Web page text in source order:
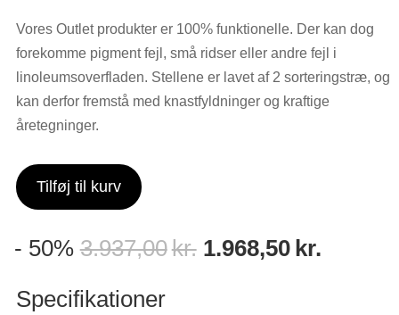
Vores Outlet produkter er 100% funktionelle. Der kan dog
forekomme pigment fejl, små ridser eller andre fejl i
linoleumsoverfladen. Stellene er lavet af 2 sorteringstræ, og
kan derfor fremstå med knastfyldninger og kraftige
åretegninger.
Tilføj til kurv
- 50% 3.937,00kr. Den
1.968,50 kr.Den
Specifikationer